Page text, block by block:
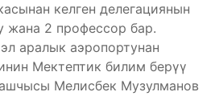
келген делегациянын
жана 2 профессор бар.
аралык аэропортунан
Мектептик билим берүү
Мелисбек Музулманов